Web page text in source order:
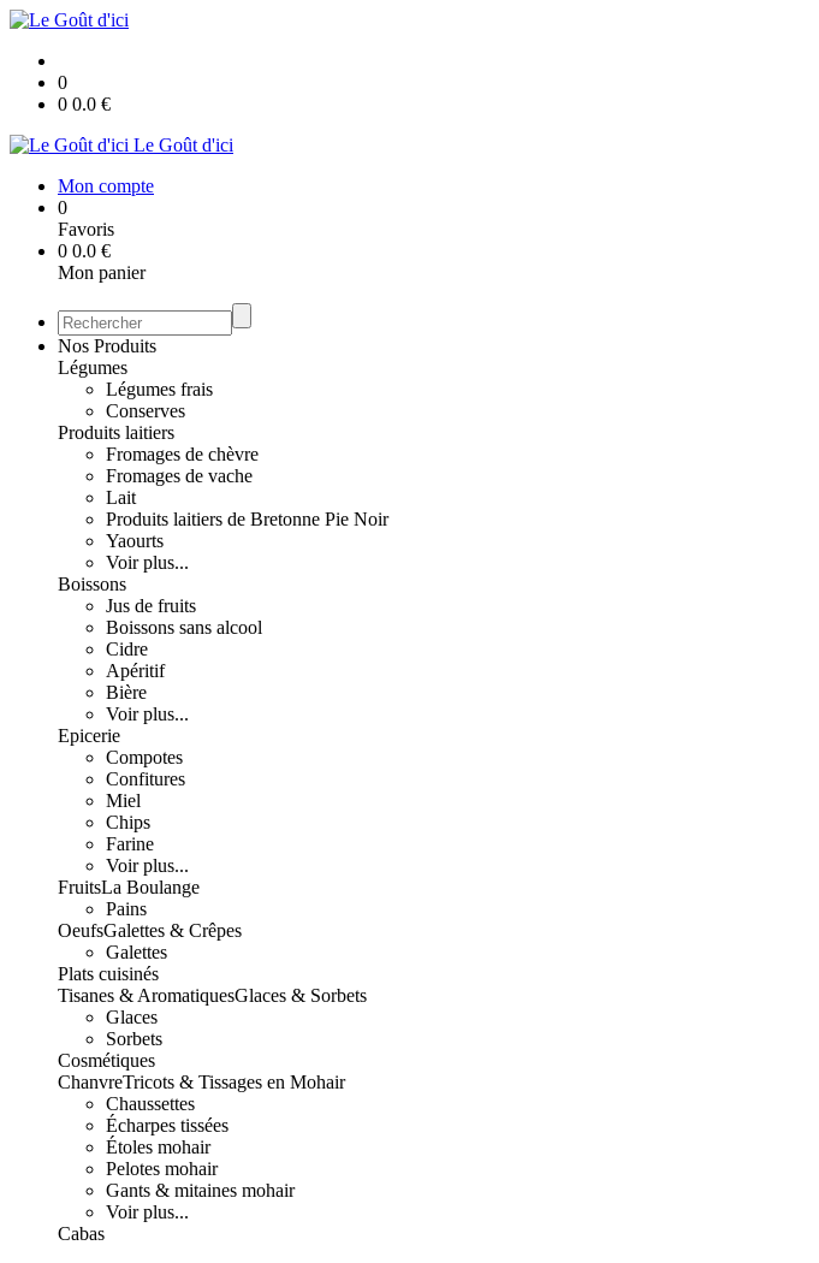
0
0 0.0 €
Le Goût d'ici
Mon compte
0
Favoris
0 0.0 €
Mon panier
Nos Produits
Légumes
Légumes frais
Conserves
Produits laitiers
Fromages de chèvre
Fromages de vache
Lait
Produits laitiers de Bretonne Pie Noir
Yaourts
Voir plus...
Boissons
Jus de fruits
Boissons sans alcool
Cidre
Apéritif
Bière
Voir plus...
Epicerie
Compotes
Confitures
Miel
Chips
Farine
Voir plus...
FruitsLa Boulange
Pains
OeufsGalettes & Crêpes
Galettes
Plats cuisinés
Tisanes & AromatiquesGlaces & Sorbets
Glaces
Sorbets
Cosmétiques
ChanvreTricots & Tissages en Mohair
Chaussettes
Écharpes tissées
Étoles mohair
Pelotes mohair
Gants & mitaines mohair
Voir plus...
Cabas